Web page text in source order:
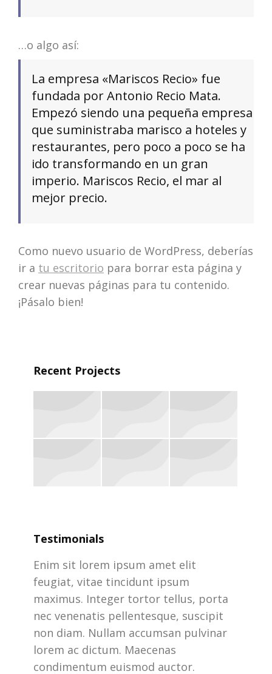
…o algo así:
La empresa «Mariscos Recio» fue
fundada por Antonio Recio Mata.
Empezó siendo una pequeña empresa
que suministraba marisco a hoteles y
restaurantes, pero poco a poco se ha
ido transformando en un gran
imperio. Mariscos Recio, el mar al
mejor precio.
Como nuevo usuario de WordPress, deberías
ir a tu escritorio para borrar esta página y
crear nuevas páginas para tu contenido.
¡Pásalo bien!
Recent Projects
Testimonials
Enim sit lorem ipsum amet elit
feugiat, vitae tincidunt ipsum
maximus. Integer tortor tellus, porta
nec venenatis pellentesque, suscipit
non diam. Nullam accumsan pulvinar
lorem ac dictum. Maecenas
condimentum euismod auctor.